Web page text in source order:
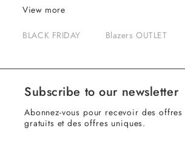
View more
BLACK FRIDAY Blazers OUTLET
Subscribe to our newsletter
Abonnez-vous pour recevoir des
gratuits et des offres uniques.